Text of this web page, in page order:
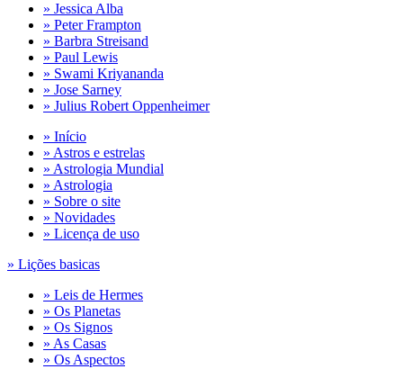
» Jessica Alba
» Peter Frampton
» Barbra Streisand
» Paul Lewis
» Swami Kriyananda
» Jose Sarney
» Julius Robert Oppenheimer
» Início
» Astros e estrelas
» Astrologia Mundial
» Astrologia
» Sobre o site
» Novidades
» Licença de uso
» Lições basicas
» Leis de Hermes
» Os Planetas
» Os Signos
» As Casas
» Os Aspectos